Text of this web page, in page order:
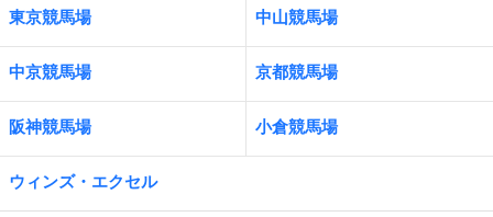
東京競馬場 中山競馬場
中京競馬場 京都競馬場
阪神競馬場 小倉競馬場
ウィンズ・エクセル